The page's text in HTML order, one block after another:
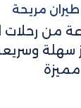
طيران مريحة
من رحلات
مميزة